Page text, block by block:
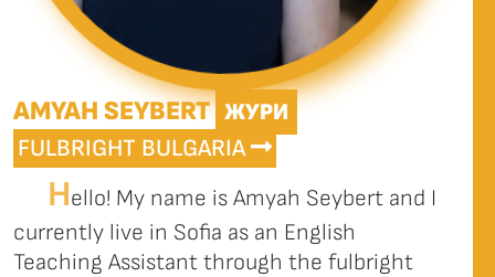
AMYAH SEYBERT ЖУРИ
FULBRIGHT BULGARIA
Hello! My name is Amyah Seybert and I
currently live in Sofia as an English
Teaching Assistant through the fulbright